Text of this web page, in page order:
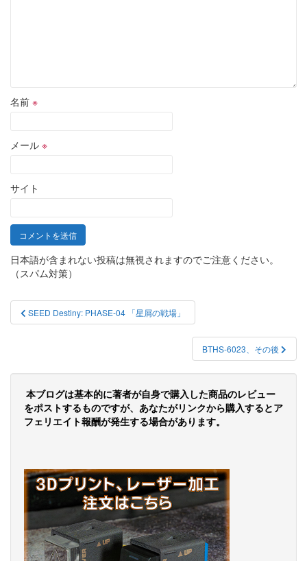
名前 ※
メール ※
サイト
日本語が含まれない投稿は無視されますのでご注意ください。
（スパム対策）
投
稿
ビ
ゲ
ー
ョ
ン
SEED Destiny: PHASE-04 「星屑の戦場」
BTHS-6023、その後
本ブログは基本的に著者が自身で購入した商品のレビュー
をポストするものですが、あなたがリンクから購入するとア
フェリエイト報酬が発生する場合があります。